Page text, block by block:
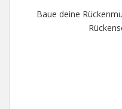
Baue deine